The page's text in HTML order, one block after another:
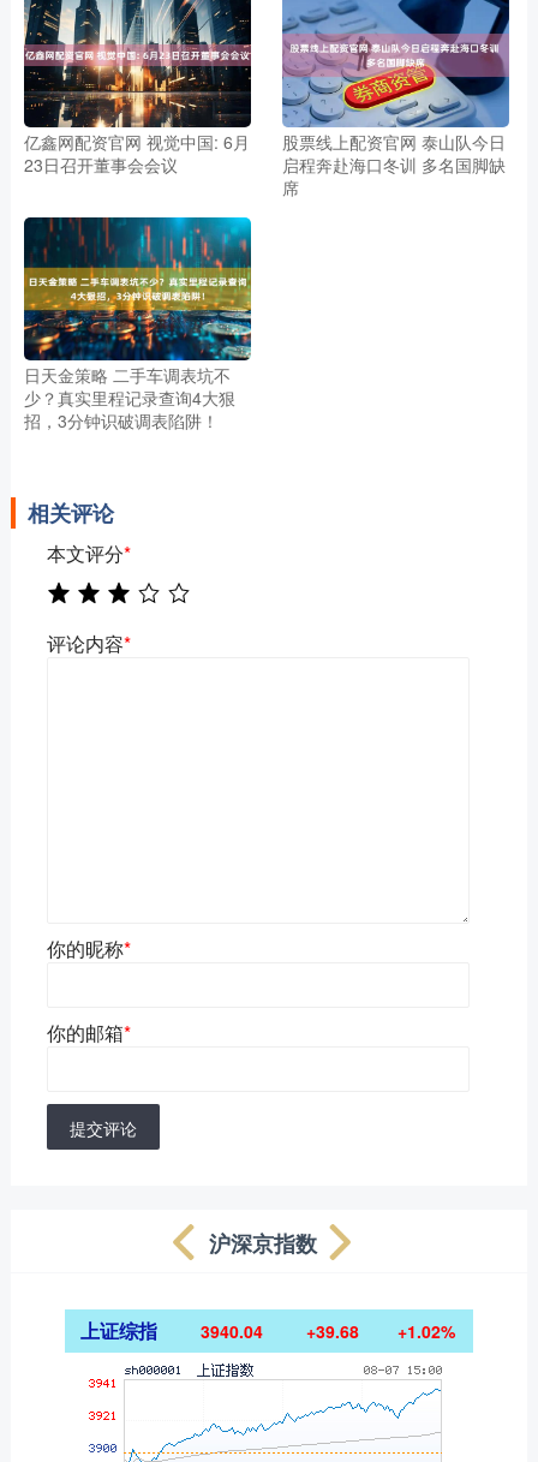
亿鑫网配资官网 视觉中国: 6月
23日召开董事会会议
股票线上配资官网 泰山队今日
启程奔赴海口冬训 多名国脚缺
席
日天金策略 二手车调表坑不
少？真实里程记录查询4大狠
招，3分钟识破调表陷阱！
相关评论
本文评分*
评论内容*
你的昵称*
你的邮箱*
提交评论
沪深京指数
上证综指 3940.04 +39.68 +1.02%